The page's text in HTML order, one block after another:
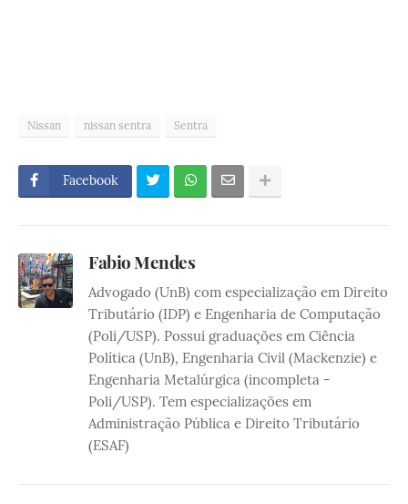
Nissan nissan sentra Sentra
Facebook
Fabio Mendes
Advogado (UnB) com especialização em Direito
Tributário (IDP) e Engenharia de Computação
(Poli/USP). Possui graduações em Ciência
Política (UnB), Engenharia Civil (Mackenzie) e
Engenharia Metalúrgica (incompleta -
Poli/USP). Tem especializações em
Administração Pública e Direito Tributário
(ESAF)